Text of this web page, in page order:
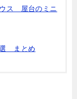
ス 屋台のミニ
選 まとめ